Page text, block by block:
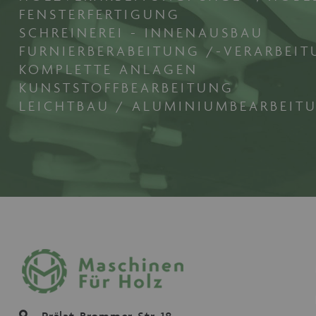
FENSTERFERTIGUNG
SCHREINEREI - INNENAUSBAU
FURNIERBERABEITUNG /-
KOMPLETTE ANLAGEN
KUNSTSTOFFBEARBEITUNG
LEICHTBAU /